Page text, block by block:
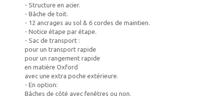
- Structure en acier.
- Bâche de toit.
- 12 ancrages au sol & 6 cordes de maintien.
- Notice étape par étape.
- Sac de transport :
pour un transport rapide
pour un rangement rapide
en matière Oxford
avec une extra poche extérieure.
- En option:
Bâches de côté avec fenêtres ou non.